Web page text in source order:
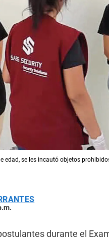
edad, se les incautó objetos
durante el